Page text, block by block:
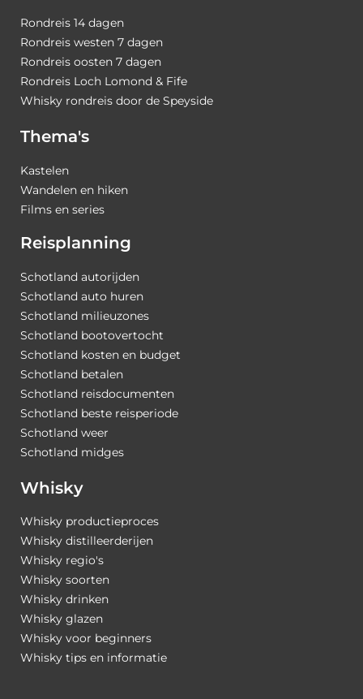
Rondreis 14 dagen
Rondreis westen 7 dagen
Rondreis oosten 7 dagen
Rondreis Loch Lomond & Fife
Whisky rondreis door de Speyside
Thema's
Kastelen
Wandelen en hiken
Films en series
Reisplanning
Schotland autorijden
Schotland auto huren
Schotland milieuzones
Schotland bootovertocht
Schotland kosten en budget
Schotland betalen
Schotland reisdocumenten
Schotland beste reisperiode
Schotland weer
Schotland midges
Whisky
Whisky productieproces
Whisky distilleerderijen
Whisky regio's
Whisky soorten
Whisky drinken
Whisky glazen
Whisky voor beginners
Whisky tips en informatie